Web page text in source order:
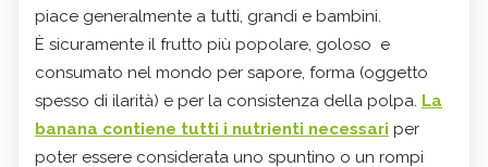
piace generalmente a tutti, grandi e bambini.
È sicuramente il frutto più popolare, goloso e
consumato nel mondo per sapore, forma (oggetto
spesso di ilarità) e per la consistenza della polpa. La
banana contiene tutti i nutrienti necessari per
poter essere considerata uno spuntino o un rompi